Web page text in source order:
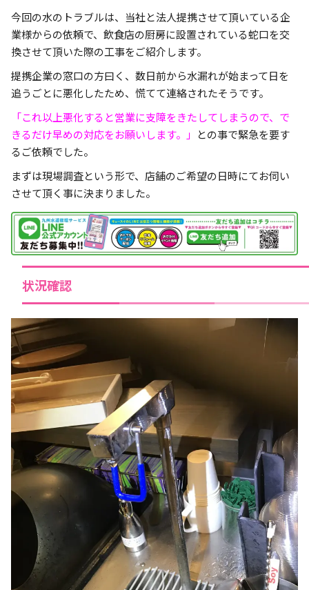
今回の水のトラブルは、当社と法人提携させて頂いている企
業様からの依頼で、飲食店の厨房に設置されている蛇口を交
換させて頂いた際の工事をご紹介します。
提携企業の窓口の方曰く、数日前から水漏れが始まって日を
追うごとに悪化したため、慌てて連絡されたそうです。
「これ以上悪化すると営業に支障をきたしてしまうので、で
きるだけ早めの対応をお願いします。」 との事で緊急を要す
るご依頼でした。
まずは現場調査という形で、店舗のご希望の日時にてお伺い
させて頂く事に決まりました。
状況確認